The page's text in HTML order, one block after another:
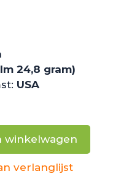
24,8 gram)
USA
winkelwagen
verlanglijst